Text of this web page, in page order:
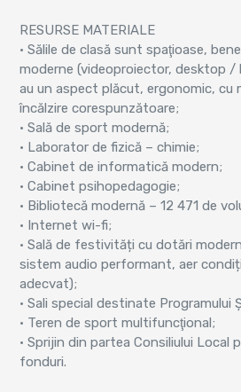
RESURSE MATERIALE
• Sălile de clasă sunt spaţioase,
moderne (videoproiector, desktop /
au un aspect plăcut, ergonomic, cu
încălzire corespunzătoare;
• Sală de sport modernă;
• Laborator de fizică – chimie;
• Cabinet de informatică modern;
• Cabinet psihopedagogie;
• Bibliotecă modernă – 12 471 de
• Internet wi-fi;
• Sală de festivități cu dotări
sistem audio performant, aer
adecvat);
• Sali special destinate Programului
• Teren de sport multifuncţional;
• Sprijin din partea Consiliului Local
fonduri.